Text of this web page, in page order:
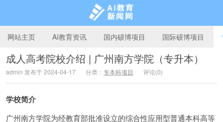
AI教育新闻网
网站主页 AI教育资讯 国内硕博项目 国际硕博项目
成人高考院校介绍 | 广州南方学院（专升本）
admin 发布于 2024-04-17 分类： 专本科项目 评论(0)
学校简介
广州南方学院为经教育部批准设立的综合性应用型普通本科高等